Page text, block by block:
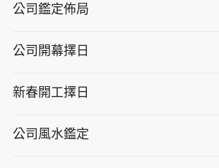
公司鑑定佈局
公司開幕擇日
新春開工擇日
公司風水鑑定